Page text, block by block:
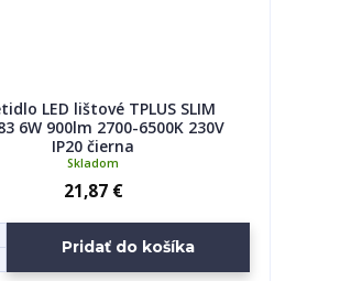
LED lištové TPLUS SLIM
6W 900lm 2700-6500K 230V
IP20 čierna
21,87 €
Skladom
Pridať do košíka